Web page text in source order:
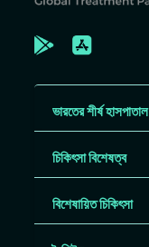
ভারতের শীর্ষ হাসপাতাল
চিকিৎসা বিশেষত্ব
বিশেষায়িত চিকিৎসা